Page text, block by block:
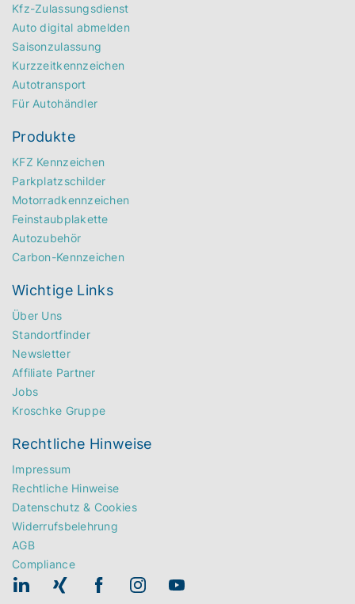
Kfz-Zulassungsdienst
Auto digital abmelden
Saisonzulassung
Kurzzeitkennzeichen
Autotransport
Für Autohändler
Produkte
KFZ Kennzeichen
Parkplatzschilder
Motorradkennzeichen
Feinstaubplakette
Autozubehör
Carbon-Kennzeichen
Wichtige Links
Über Uns
Standortfinder
Newsletter
Affiliate Partner
Jobs
Kroschke Gruppe
Rechtliche Hinweise
Impressum
Rechtliche Hinweise
Datenschutz & Cookies
Widerrufsbelehrung
AGB
Compliance